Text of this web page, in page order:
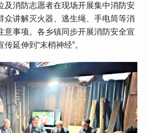
及消防志愿者在现场开展集中消防安
众讲解灭火器、逃生绳、手电筒等消
意事项。各乡镇同步开展消防安全宣
延伸到“末梢神经”。